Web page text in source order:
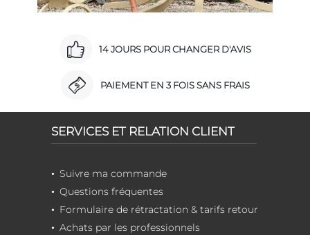
14 JOURS POUR CHANGER D'AVIS
PAIEMENT EN 3 FOIS SANS FRAIS
SERVICES ET RELATION CLIENT
Suivre ma commande
Questions fréquentes
Formulaire de rétractation & tarifs retour
Achats par les professionnels